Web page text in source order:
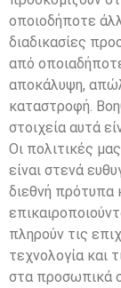
οποιοδήποτε
διαδικασίες
από
αποκάλυψη,
καταστροφή.
στοιχεία αυτά
Οι πολιτικές
είναι στενά
διεθνή πρότυπα
πληρούν τις
τεχνολογία και
στα προσωπικά